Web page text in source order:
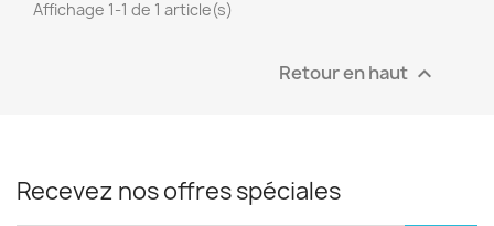
Affichage 1-1 de 1 article(s)
Retour en haut 
Recevez nos offres spéciales